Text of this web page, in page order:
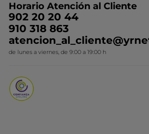
Conviértete en Franquiciada
Ideas de Regalo
Colección Monoi
Novedades del mes
Contacto
Horario Atención al Cliente
902 20 20 44
910 318 863
de lunes a viernes, de 9:00 a 19:00 h